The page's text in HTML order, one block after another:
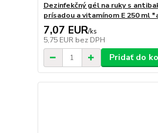
Dezinfekčný gél na ruky s
prísadou a vitamínom E 250 ml
7,07 EUR/ks
5,75 EUR bez DPH
Pridať do